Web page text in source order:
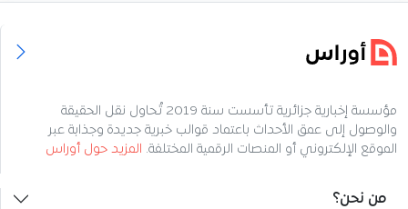
مؤسسة إخبارية جزائرية تأسست سنة 2019 تُحاول نقل الحقيقة
والوصول إلى عمق الأحداث باعتماد قوالب خبرية جديدة وجذابة عبر
الموقع الإلكتروني أو المنصات الرقمية المختلفة. المزيد حول أوراس
من نحن؟